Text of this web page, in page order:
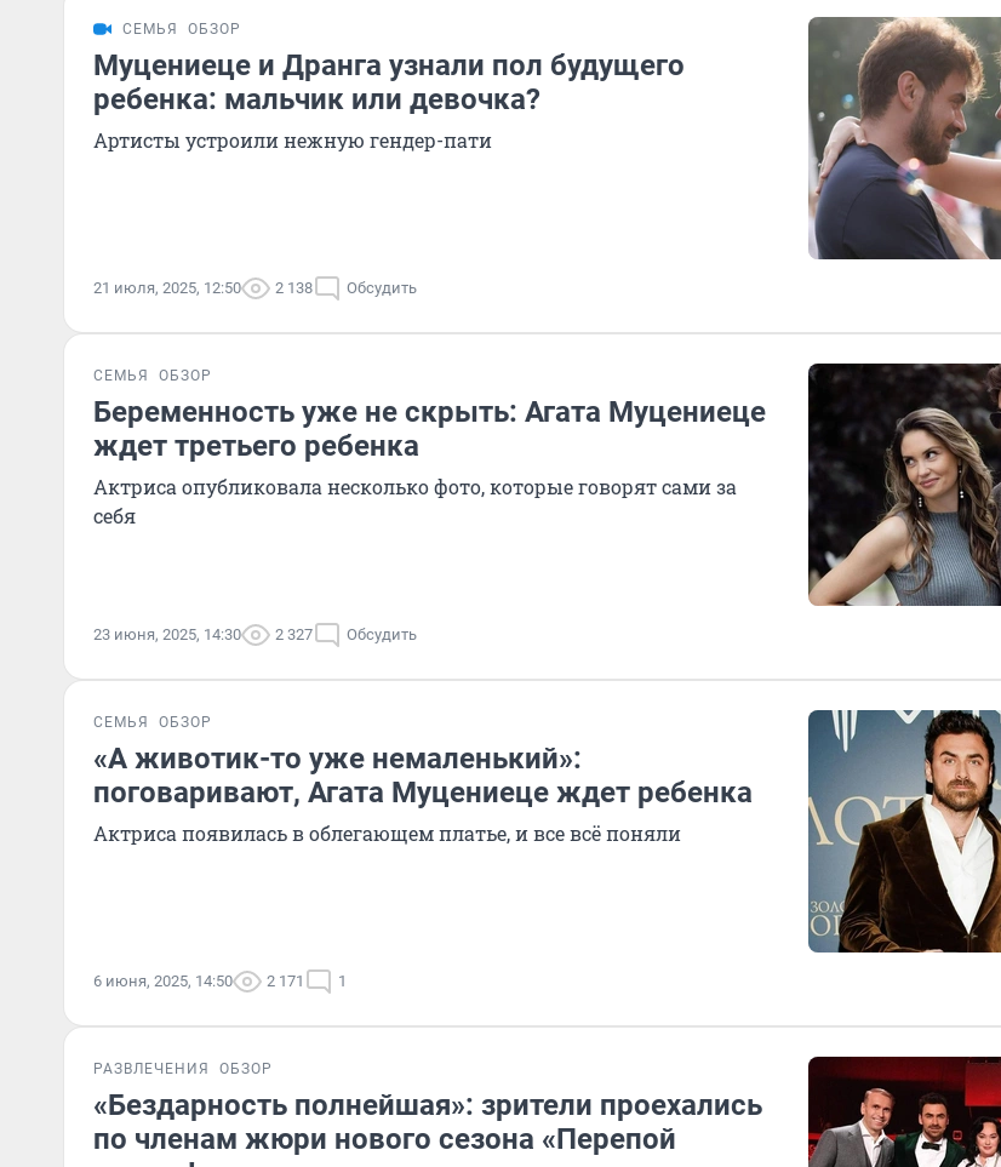
СЕМЬЯ ОБЗОР
Муцениеце и Дранга узнали пол будущего
ребенка: мальчик или девочка?
Артисты устроили нежную гендер-пати
21 июля, 2025, 12:50 2 138 Обсудить
СЕМЬЯ ОБЗОР
Беременность уже не скрыть: Агата Муцениеце
ждет третьего ребенка
Актриса опубликовала несколько фото, которые говорят сами за
себя
23 июня, 2025, 14:30 2 327 Обсудить
СЕМЬЯ ОБЗОР
«А животик-то уже немаленький»:
поговаривают, Агата Муцениеце ждет ребенка
Актриса появилась в облегающем платье, и все всё поняли
6 июня, 2025, 14:50 2 171 1
РАЗВЛЕЧЕНИЯ ОБЗОР
«Бездарность полнейшая»: зрители проехались
по членам жюри нового сезона «Перепой